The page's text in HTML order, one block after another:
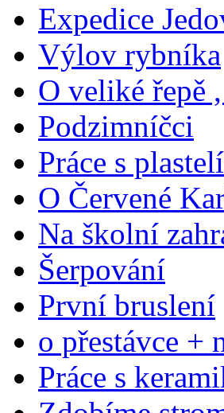
Expedice
Výlov rybníka
O veliké řepě
Podzimníčci
Práce s
O Červené
Na školní
Šerpování
První bruslení
o přestávce +
Práce s